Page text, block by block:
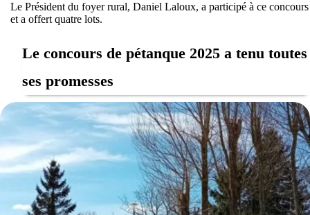
Le Président du foyer rural, Daniel Laloux, a participé à ce concours
et a offert quatre lots.
Le concours de pétanque 2025 a tenu toutes
ses promesses